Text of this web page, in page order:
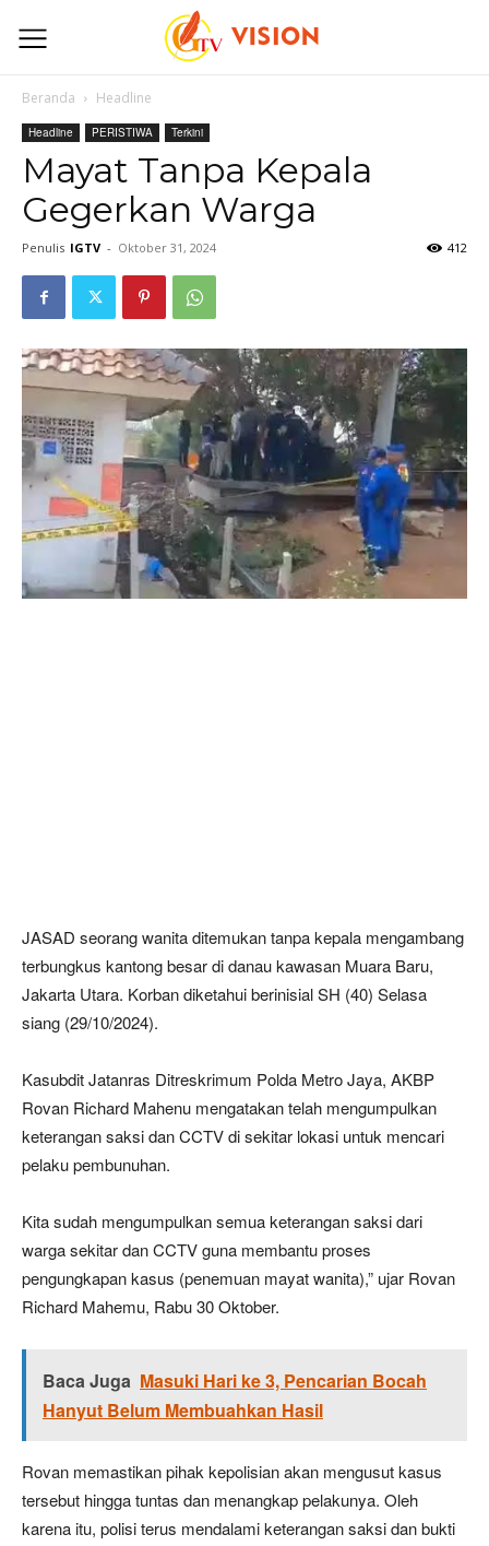
Beranda Headline
Headline PERISTIWA Terkini
Mayat Tanpa Kepala
Gegerkan Warga
Penulis IGTV - Oktober 31, 2024 412
JASAD seorang wanita ditemukan tanpa kepala mengambang
terbungkus kantong besar di danau kawasan Muara Baru,
Jakarta Utara. Korban diketahui berinisial SH (40) Selasa
siang (29/10/2024).
Kasubdit Jatanras Ditreskrimum Polda Metro Jaya, AKBP
Rovan Richard Mahenu mengatakan telah mengumpulkan
keterangan saksi dan CCTV di sekitar lokasi untuk mencari
pelaku pembunuhan.
Kita sudah mengumpulkan semua keterangan saksi dari
warga sekitar dan CCTV guna membantu proses
pengungkapan kasus (penemuan mayat wanita),” ujar Rovan
Richard Mahemu, Rabu 30 Oktober.
Baca Juga Masuki Hari ke 3, Pencarian Bocah
Hanyut Belum Membuahkan Hasil
Rovan memastikan pihak kepolisian akan mengusut kasus
tersebut hingga tuntas dan menangkap pelakunya. Oleh
karena itu, polisi terus mendalami keterangan saksi dan bukti